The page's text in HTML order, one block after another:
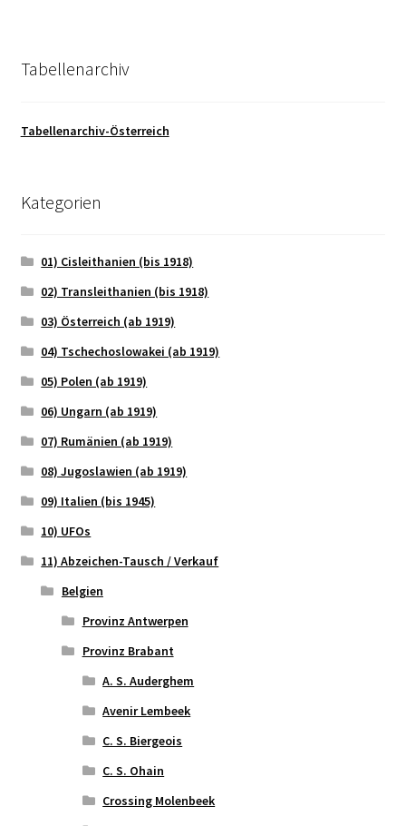
Tabellenarchiv
Tabellenarchiv-Österreich
Kategorien
01) Cisleithanien (bis 1918)
02) Transleithanien (bis 1918)
03) Österreich (ab 1919)
04) Tschechoslowakei (ab 1919)
05) Polen (ab 1919)
06) Ungarn (ab 1919)
07) Rumänien (ab 1919)
08) Jugoslawien (ab 1919)
09) Italien (bis 1945)
10) UFOs
11) Abzeichen-Tausch / Verkauf
Belgien
Provinz Antwerpen
Provinz Brabant
A. S. Auderghem
Avenir Lembeek
C. S. Biergeois
C. S. Ohain
Crossing Molenbeek